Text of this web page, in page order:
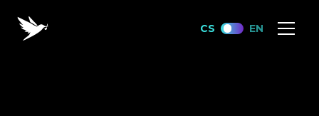
CS EN